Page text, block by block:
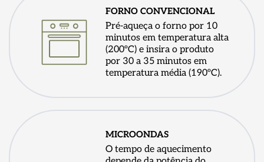
FORNO CONVENCIONAL
Pré-aqueça o forno por 10
minutos em temperatura alta
(200ºC) e insira o produto
por 30 a 35 minutos em
temperatura média (190ºC).
MICROONDAS
O tempo de aquecimento